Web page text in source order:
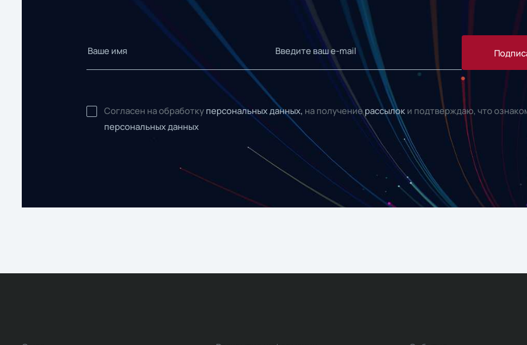
Согласен на обработку персональных данных, на получениерассылок и подтверждаю, что
персональных данных